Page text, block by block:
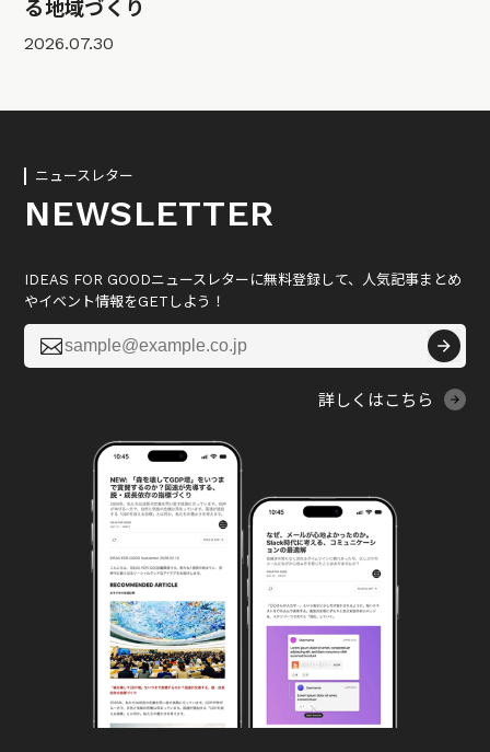
る地域づくり
2026.07.30
ニュースレター
NEWSLETTER
IDEAS FOR GOODニュースレターに無料登録して、人気記事まとめ
やイベント情報をGETしよう！

詳しくはこちら